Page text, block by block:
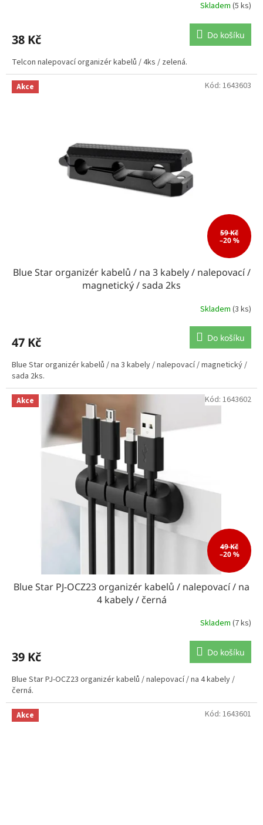
Skladem (5 ks)
38 Kč Do košíku
Telcon nalepovací organizér kabelů / 4ks / zelená.
Akce
59 Kč
–20 %
Blue Star organizér kabelů / na 3 kabely / nalepovací /
magnetický / sada 2ks
Skladem (3 ks)
47 Kč Do košíku
Blue Star organizér kabelů / na 3 kabely / nalepovací / magnetický /
sada 2ks.
Kód: 1643603
Akce
49 Kč
–20 %
Blue Star PJ-OCZ23 organizér kabelů / nalepovací / na
4 kabely / černá
Skladem (7 ks)
39 Kč Do košíku
Blue Star PJ-OCZ23 organizér kabelů / nalepovací / na 4 kabely /
černá.
Kód: 1643602
Akce Kód: 1643601